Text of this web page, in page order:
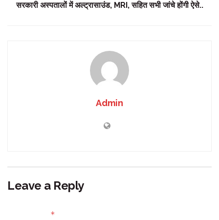
सरकारी अस्पतालों में अल्ट्रासाउंड, MRI, सहित सभी जांचे होंगी ऐसे..
Admin
Leave a Reply
*